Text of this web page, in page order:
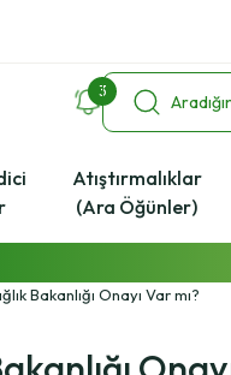
3
Atıştırmalıklar
(Ara Öğünler)
2000 ₺ ve
Bakanlığı Onayı Var mı?